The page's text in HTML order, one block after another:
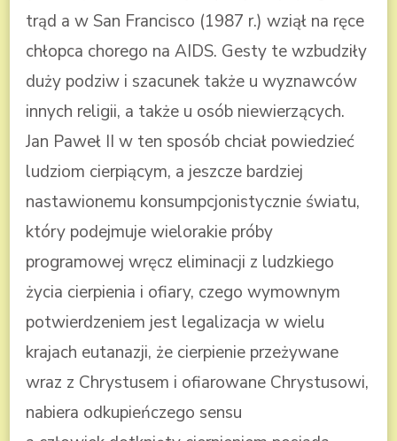
trąd a w San Francisco (1987 r.) wziął na ręce
chłopca chorego na AIDS. Gesty te wzbudziły
duży podziw i szacunek także u wyznawców
innych religii, a także u osób niewierzących.
Jan Paweł II w ten sposób chciał powiedzieć
ludziom cierpiącym, a jeszcze bardziej
nastawionemu konsumpcjonistycznie światu,
który podejmuje wielorakie próby
programowej wręcz eliminacji z ludzkiego
życia cierpienia i ofiary, czego wymownym
potwierdzeniem jest legalizacja w wielu
krajach eutanazji, że cierpienie przeżywane
wraz z Chrystusem i ofiarowane Chrystusowi,
nabiera odkupieńczego sensu